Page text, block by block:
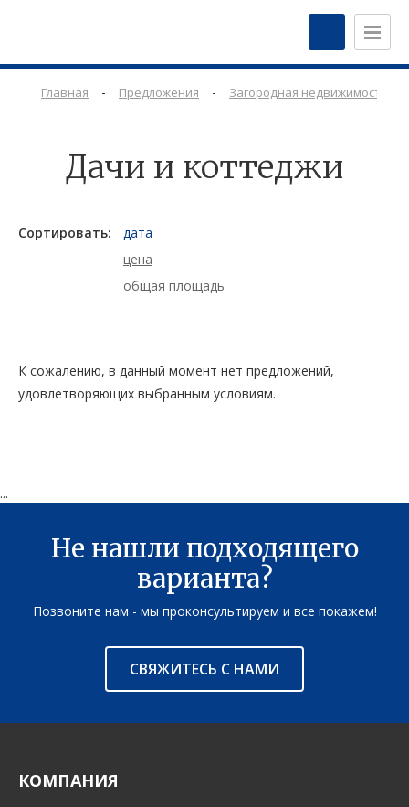
Главная - Предложения - Загородная недвижимость
Дачи и коттеджи
Сортировать:
дата
цена
общая площадь
К сожалению, в данный момент нет предложений,
удовлетворяющих выбранным условиям.
...
Не нашли подходящего
варианта?
Позвоните нам - мы проконсультируем и все покажем!
СВЯЖИТЕСЬ С НАМИ
КОМПАНИЯ